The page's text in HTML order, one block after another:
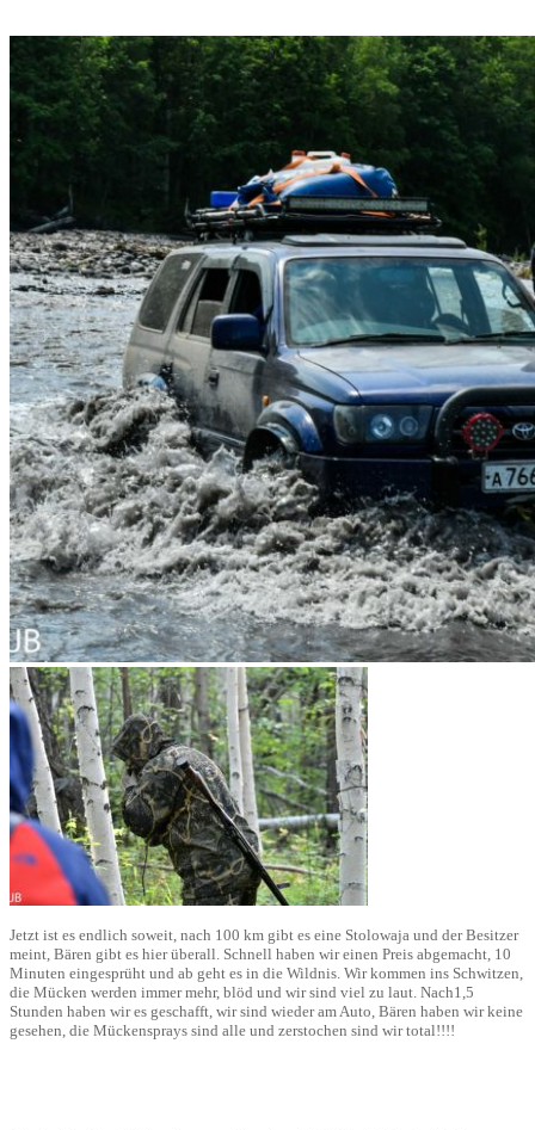
Jetzt ist es endlich soweit, nach 100 km gibt es eine Stolowaja und der Besitzer
meint, Bären gibt es hier überall. Schnell haben wir einen Preis abgemacht, 10
Minuten eingesprüht und ab geht es in die Wildnis. Wir kommen ins Schwitzen,
die Mücken werden immer mehr, blöd und wir sind viel zu laut. Nach1,5
Stunden haben wir es geschafft, wir sind wieder am Auto, Bären haben wir keine
gesehen, die Mückensprays sind alle und zerstochen sind wir total!!!!